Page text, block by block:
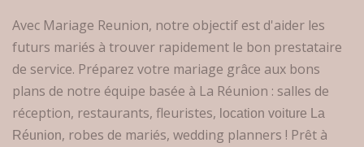
Avec Mariage Reunion, notre objectif est d'aider les
futurs mariés à trouver rapidement le bon prestataire
de service. Préparez votre mariage grâce aux bons
plans de notre équipe basée à La Réunion : salles de
réception, restaurants, fleuristes, location voiture La
Réunion, robes de mariés, wedding planners ! Prêt à